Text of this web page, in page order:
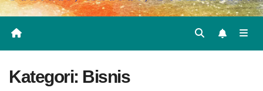
Kategori: Bisnis